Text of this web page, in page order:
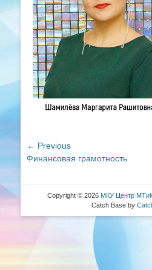
Навигация
по
← Previous
Previous
Финансовая грамотность
Copyright © 2026 МКУ Центр
Catch Base by